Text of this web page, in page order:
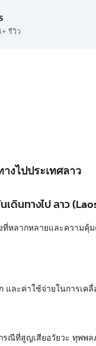
รีวิว
งไปประเทศลาว
ดินทางไป ลาว
หลากหลายและความ
และค่าใช้จ่ายในการเ
รณีที่สูญเสียอวัยวะ ทุพพล